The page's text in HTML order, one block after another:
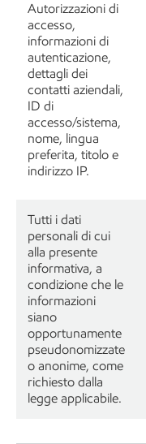
Autorizzazioni di
accesso,
informazioni di
autenticazione,
dettagli dei
contatti aziendali,
ID di
accesso/sistema,
nome, lingua
preferita, titolo e
indirizzo IP.
Tutti i dati
personali di cui
alla presente
informativa, a
condizione che le
informazioni
siano
opportunamente
pseudonomizzate
o anonime, come
richiesto dalla
legge applicabile.